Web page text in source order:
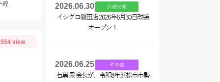
程
view
2026.06.30 店舗情報
イシグロ磐田店 2026年6月30日改装
オープン！
2026.06.25 その他
石黒 衆 会長が、令和8年浜松市市勢